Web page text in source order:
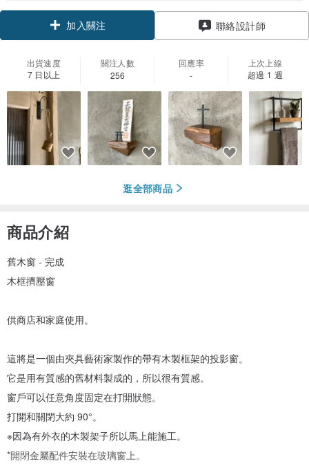
加入關注 聯絡設計師
出貨速度
7 日以上
關注人數
256
回應率
-
上次上線
超過 1 週
逛全部商品
商品介紹
舊木窗 - 完成
木框擠壓窗
供商店和家庭使用。
這將是一個由夾具藝術家製作的帶有木製框架的投影窗。
它是用有質感的舊材料製成的，所以很有質感。
窗戶可以任意角度固定在打開狀態。
打開和關閉大約 90°。
※因為有外衣的木製架子所以馬上能施工。
*開閉金屬配件安裝在玻璃窗上。